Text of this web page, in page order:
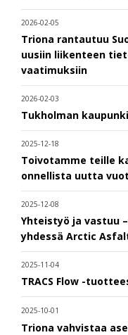
2026-02-05
Triona rantautuu
uusiin liikenteen
vaatimuksiin
2026-02-03
Tukholman
2025-12-18
Toivotamme teille
onnellista uutta
2025-12-08
Yhteistyö ja vastuu
yhdessä Arctic
2025-11-04
TRACS Flow -
2025-10-01
Triona vahvistaa